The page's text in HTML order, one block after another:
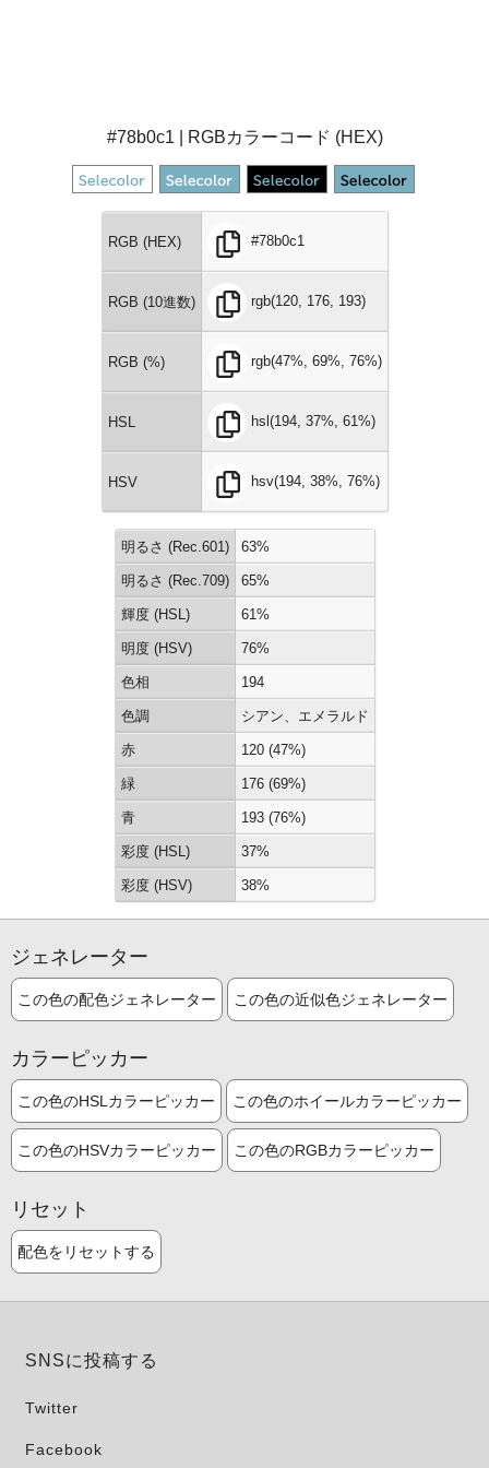
#78b0c1 | RGBカラーコード (HEX)
RGB (HEX) #78b0c1
RGB (10進数) rgb(120, 176, 193)
RGB (%) rgb(47%, 69%, 76%)
HSL hsl(194, 37%, 61%)
HSV hsv(194, 38%, 76%)
明るさ (Rec.601) 63%
明るさ (Rec.709) 65%
輝度 (HSL) 61%
明度 (HSV) 76%
色相 194
色調 シアン、エメラルド
赤 120 (47%)
緑 176 (69%)
青 193 (76%)
彩度 (HSL) 37%
彩度 (HSV) 38%
ジェネレーター
この色の配色ジェネレーター この色の近似色ジェネレーター
カラーピッカー
この色のHSLカラーピッカー この色のホイールカラーピッカー
この色のHSVカラーピッカー この色のRGBカラーピッカー
リセット
配色をリセットする
SNSに投稿する
Twitter
Facebook